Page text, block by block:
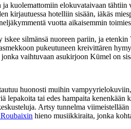
kuolemattomiin elokuvataivaan tähtiin
kirjautuessa hotelliin sisään, iäkäs
vuotta aikaisemmin
silmänsä nuoreen pariin, ja
pukeutuneen kreivittären
vaihtuvaan asukirjoon Kümel on
huonosti muihin
lepakoita tai edes hampaita
Artsy tunnelma
hieno musiikkiraita, jonka